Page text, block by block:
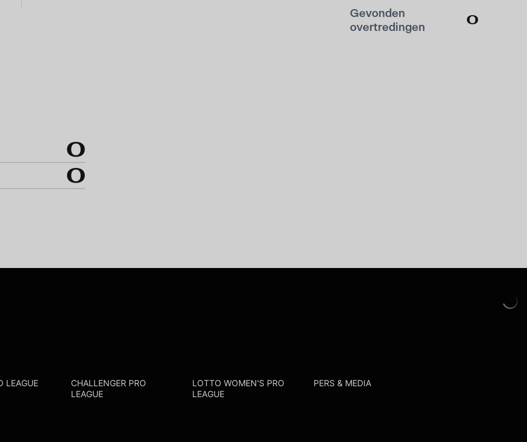
Gevonden
overtredingen
0
0
0
LEAGUE
CHALLENGER PRO
LEAGUE
LOTTO WOMEN'S PRO
LEAGUE
PERS & MEDIA